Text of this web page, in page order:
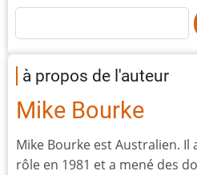
à propos de l'auteur
Mike Bourke
Mike Bourke est Australien. Il
rôle en 1981 et a mené des